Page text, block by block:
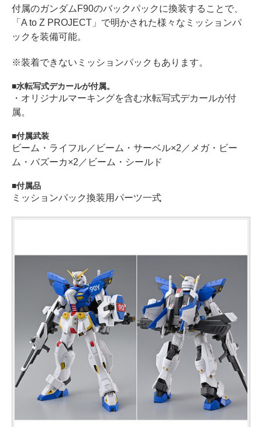
付属のガンダムF90のバックパックに換装することで、
「A to Z PROJECT」で明かされた様々なミッションパ
ックを装備可能。
※装着できないミッションパックもあります。
水転写式デカールが付属。
・オリジナルマーキングを含む水転写式デカールが付
属。
付属武装
ビーム・ライフル／ビーム・サーベル×2／メガ・ビー
ム・バズーカ×2／ビーム・シールド
付属品
ミッションパック換装用パーツ一式